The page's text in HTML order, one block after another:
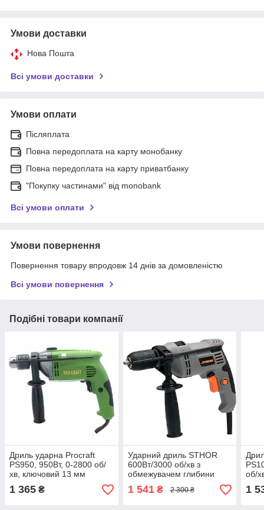
Умови доставки
Нова Пошта
Всі умови доставки
Умови оплати
Післяплата
Повна передоплата на карту монобанку
Повна передоплата на карту приватбанку
"Покупку частинами" від monobank
Всі умови оплати
Умови повернення
Повернення товару впродовж 14 днів за домовленістю
Всі умови повернення
Подібні товари компанії
Дриль ударна Procraft
PS950, 950Вт, 0-2800 об/
хв, ключовий 13 мм
1 365 ₴
Ударний дриль STHOR
600Вт/3000 об/хв з
обмежувачем глибини
1 541₴ 2 300 ₴
об/
1